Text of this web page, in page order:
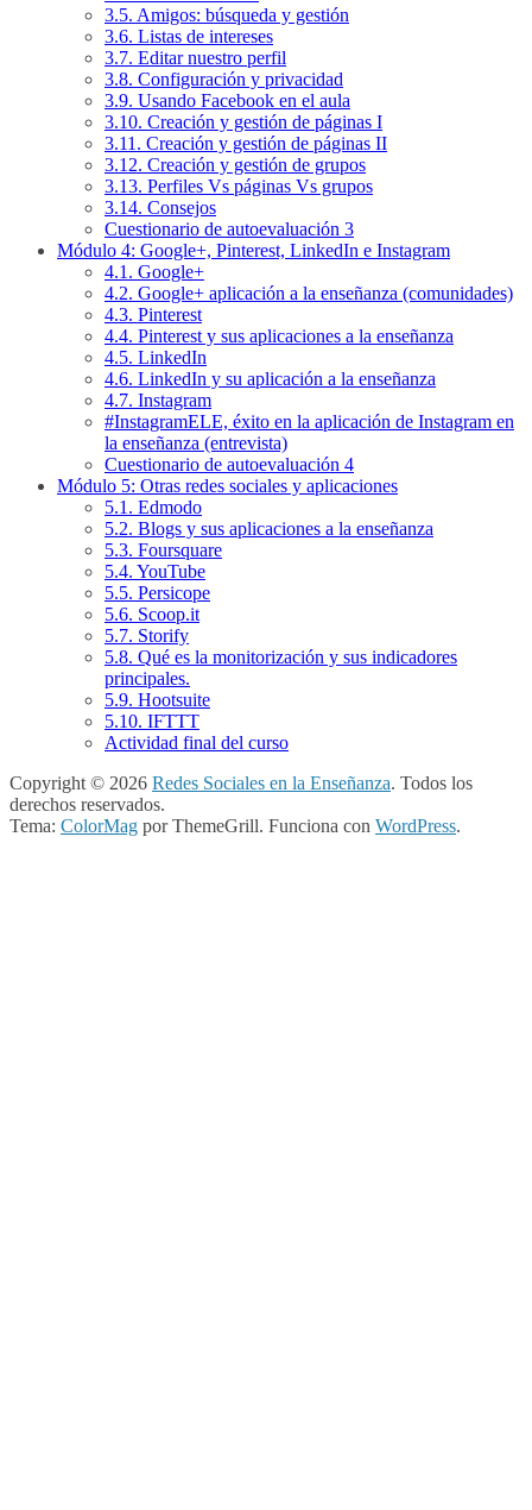
3.5. Amigos: búsqueda y gestión
3.6. Listas de intereses
3.7. Editar nuestro perfil
3.8. Configuración y privacidad
3.9. Usando Facebook en el aula
3.10. Creación y gestión de páginas I
3.11. Creación y gestión de páginas II
3.12. Creación y gestión de grupos
3.13. Perfiles Vs páginas Vs grupos
3.14. Consejos
Cuestionario de autoevaluación 3
Módulo 4: Google+, Pinterest, LinkedIn e Instagram
4.1. Google+
4.2. Google+ aplicación a la enseñanza (comunidades)
4.3. Pinterest
4.4. Pinterest y sus aplicaciones a la enseñanza
4.5. LinkedIn
4.6. LinkedIn y su aplicación a la enseñanza
4.7. Instagram
#InstagramELE, éxito en la aplicación de Instagram en
la enseñanza (entrevista)
Cuestionario de autoevaluación 4
Módulo 5: Otras redes sociales y aplicaciones
5.1. Edmodo
5.2. Blogs y sus aplicaciones a la enseñanza
5.3. Foursquare
5.4. YouTube
5.5. Persicope
5.6. Scoop.it
5.7. Storify
5.8. Qué es la monitorización y sus indicadores
principales.
5.9. Hootsuite
5.10. IFTTT
Actividad final del curso
Copyright © 2026 Redes Sociales en la Enseñanza. Todos los
derechos reservados.
Tema: ColorMag por ThemeGrill. Funciona con WordPress.